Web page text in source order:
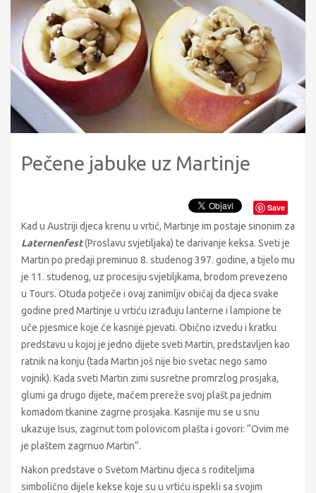
Pečene jabuke uz Martinje
Save
Kad u Austriji djeca krenu u vrtić, Martinje im postaje sinonim za
Laternenfest(Proslavu svjetiljaka) te darivanje keksa. Sveti je
Martin po predaji preminuo 8. studenog 397. godine, a tijelo mu
je 11. studenog, uz procesiju svjetiljkama, brodom prevezeno
u Tours. Otuda potječe i ovaj zanimljiv običaj da djeca svake
godine pred Martinje u vrtiću izrađuju lanterne i lampione te
uče pjesmice koje će kasnije pjevati. Obično izvedu i kratku
predstavu u kojoj je jedno dijete sveti Martin, predstavljen kao
ratnik na konju (tada Martin još nije bio svetac nego samo
vojnik). Kada sveti Martin zimi susretne promrzlog prosjaka,
glumi ga drugo dijete, mačem prereže svoj plašt pa jednim
komadom tkanine zagrne prosjaka. Kasnije mu se u snu
ukazuje Isus, zagrnut tom polovicom plašta i govori: “Ovim me
je plaštem zagrnuo Martin“.
Nakon predstave o Svetom Martinu djeca s roditeljima
simbolično dijele kekse koje su u vrtiću ispekli sa svojim